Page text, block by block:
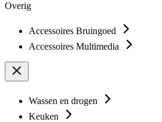
Overig
Accessoires Bruingoed
Accessoires Multimedia
Wassen en drogen
Keuken